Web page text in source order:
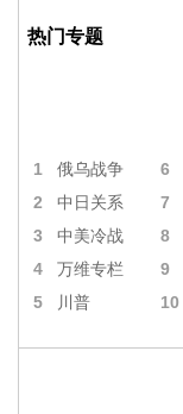
热门专题
1 俄乌战争 6
2 中日关系 7
3 中美冷战 8
4 万维专栏 9
5 川普 10